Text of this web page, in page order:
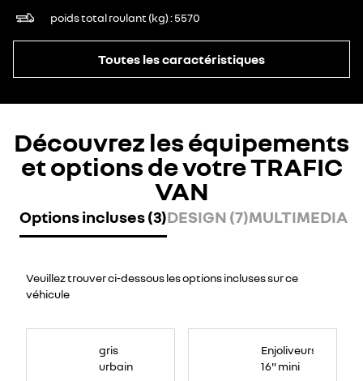
poids total roulant (kg) 5570
Toutes les caractéristiques
Découvrez les équipements
et options de votre TRAFIC
VAN
Options incluses (3)DESIGN (7)MULTIMEDIA
Veuillez trouver ci-dessous les options incluses sur ce
véhicule
gris
urbain
Enjoliveurs
16" mini